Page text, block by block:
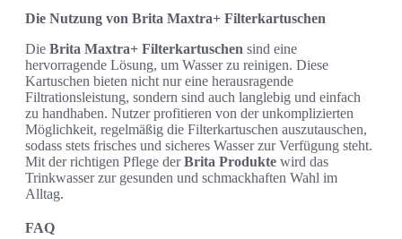
Die Nutzung von Brita Maxtra+ Filterkartuschen
Die Brita Maxtra+ Filterkartuschen sind eine
hervorragende Lösung, um Wasser zu reinigen. Diese
Kartuschen bieten nicht nur eine herausragende
Filtrationsleistung, sondern sind auch langlebig und einfach
zu handhaben. Nutzer profitieren von der unkomplizierten
Möglichkeit, regelmäßig die Filterkartuschen auszutauschen,
sodass stets frisches und sicheres Wasser zur Verfügung steht.
Mit der richtigen Pflege derBrita Produkte wird das
Trinkwasser zur gesunden und schmackhaften Wahl im
Alltag.
FAQ